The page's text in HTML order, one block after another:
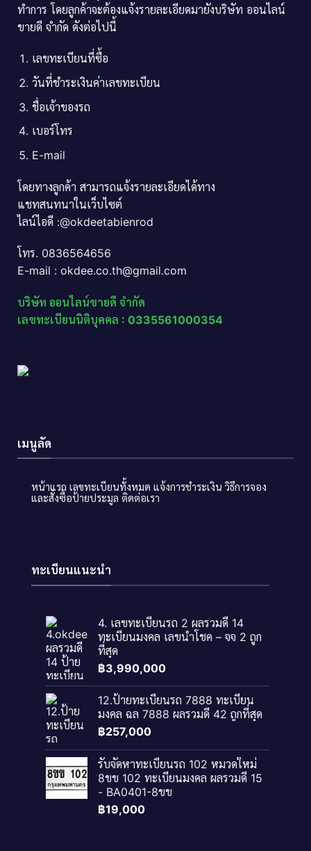
ทำการ โดยลูกค้าจะต้องแจ้งรายละเอียดมายังบริษัท ออนไลน์
ขายดี จำกัด ดังต่อไปนี้
เลขทะเบียนที่ซื้อ
วันที่ชำระเงินค่าเลขทะเบียน
ชื่อเจ้าของรถ
เบอร์โทร
E-mail
โดยทางลูกค้า สามารถแจ้งรายละเอียดได้ทาง
แชทสนทนาในเว็บไซต์
ไลน์ไอดี :@okdeetabienrod
โทร. 0836564656
E-mail : okdee.co.th@gmail.com
บริษัท ออนไลน์ขายดี จำกัด
เลขทะเบียนนิติบุคคล : 0335561000354
เมนูลัด
หน้าแรก เลขทะเบียนทั้งหมด แจ้งการชำระเงิน วิธีการจอง
และสั่งซื้อป้ายประมูล ติดต่อเรา
ทะเบียนแนะนำ
4. เลขทะเบียนรถ 2 ผลรวมดี 14
ทะเบียนมงคล เลขนำโชค – จจ 2 ถูก
ที่สุด
฿3,990,000
12.ป้ายทะเบียนรถ 7888 ทะเบียน
มงคล ฉล 7888 ผลรวมดี 42 ถูกที่สุด
฿257,000
รับจัดหาทะเบียนรถ 102 หมวดใหม่
8ขข 102 ทะเบียนมงคล ผลรวมดี 15
- BA0401-8ขข
฿19,000